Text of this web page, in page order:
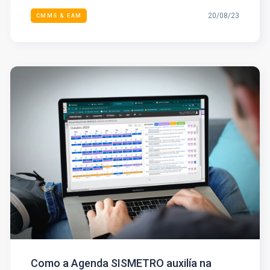
CMMS & EAM 20/08/23
Como a Agenda SISMETRO auxilía na